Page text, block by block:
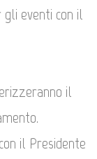
eventi con il
il
il Presidente